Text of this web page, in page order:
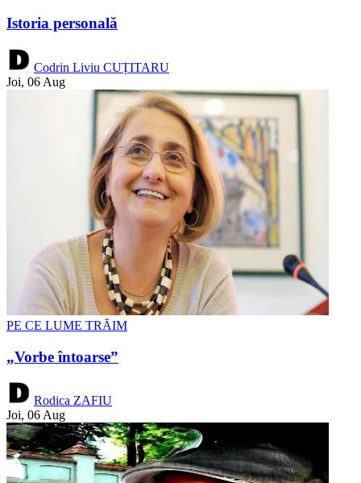
Istoria personală
Codrin Liviu CUȚITARU
Joi, 06 Aug
PE CE LUME TRĂIM
„Vorbe întoarse”
Rodica ZAFIU
Joi, 06 Aug